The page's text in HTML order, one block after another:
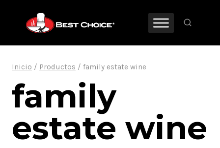
contenido
Inicio / Productos / family estate wine
family
estate wine